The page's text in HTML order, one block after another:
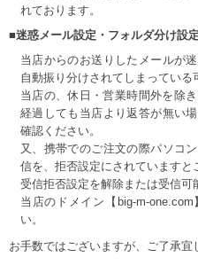
れております。
■迷惑メール設定・フォルダ分け設定
当店からのお送りしたメールが
自動振り分けされてしまっている
当店の、休日・営業時間外を除
経過しても当店より返答が無い
確認ください。
又、携帯でのご注文の際パソコ
信を、拒否設定にされていますと
受信拒否設定を解除または受信可
当店のドメイン【big-m-
い。
お手数ではございますが、ご了承宜